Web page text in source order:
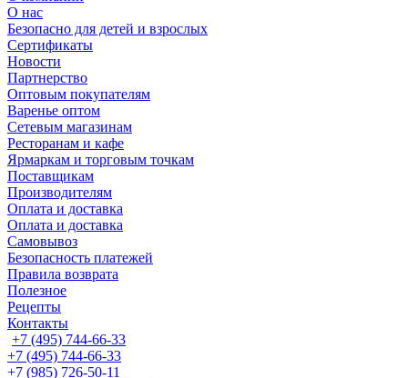
О нас
Безопасно для детей и взрослых
Сертификаты
Новости
Партнерство
Оптовым покупателям
Варенье оптом
Сетевым магазинам
Ресторанам и кафе
Ярмаркам и торговым точкам
Поставщикам
Производителям
Оплата и доставка
Оплата и доставка
Самовывоз
Безопасность платежей
Правила возврата
Полезное
Рецепты
Контакты
+7 (495) 744-66-33
+7 (495) 744-66-33
+7 (985) 726-50-11